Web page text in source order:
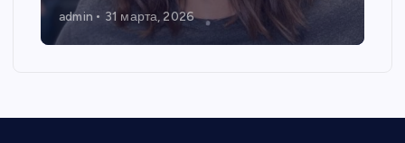
admin 31 марта, 2026